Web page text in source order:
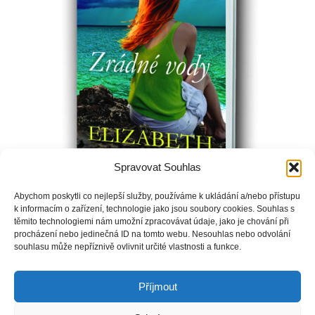
Spravovat Souhlas
Abychom poskytli co nejlepší služby, používáme k ukládání a/nebo přístupu
k informacím o zařízení, technologie jako jsou soubory cookies. Souhlas s
těmito technologiemi nám umožní zpracovávat údaje, jako je chování při
procházení nebo jedinečná ID na tomto webu. Nesouhlas nebo odvolání
souhlasu může nepříznivě ovlivnit určité vlastnosti a funkce.
Příjmout
Po tragické ztrátě rodičů se Kate jen neochotně vrací k
potápění, aby pomohla svému bratrovi zachránit rodinný
na mořském dně.